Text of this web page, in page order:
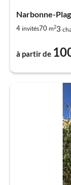
Narbonne-
4 invités70 m23
à partir de